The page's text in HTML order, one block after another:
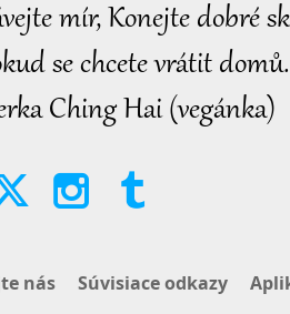
mír, Konejte dobré
se chcete vrátit
Ching Hai (vegánka)
nás Súvisiace odkazy